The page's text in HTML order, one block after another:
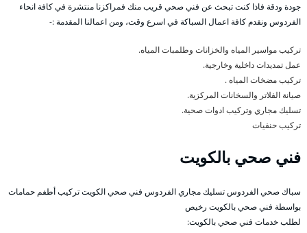
جودة ودقة فاذا كنت تبحث عن فني صحي قريب منك فمراكزنا منتشرة في كافة انحاء
الفردوس ونقدم كافة اعمال السباكة في اسرع وقت، ومن اعمالنا المقدمة :-
تركيب مواسير المياه والخزانات وطلمبات المياه.
عمل تمديدات داخلية وخارجية.
تركيب مضخات المياه .
صيانة الفلاتر والسخانات المركزية.
تسليك مجاري وتركيب ادوات صحية.
تركيب حنفيات
فني صحي بالكويت
سباك صحي الفردوس تسليك مجاري الفردوس فني صحي الكويت تركيب أطفم حمامات
بواسطة فني صحي بالكويت رخيص
لطلب خدمات فني صحي بالكويت: